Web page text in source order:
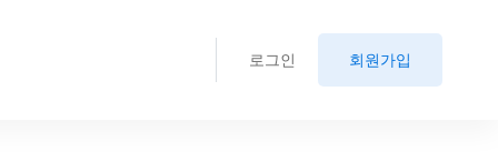
로그인 회원가입